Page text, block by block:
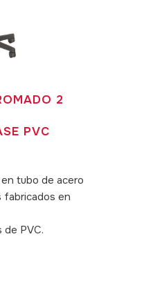
2
PVC
tubo de acero
fabricados en
de PVC.